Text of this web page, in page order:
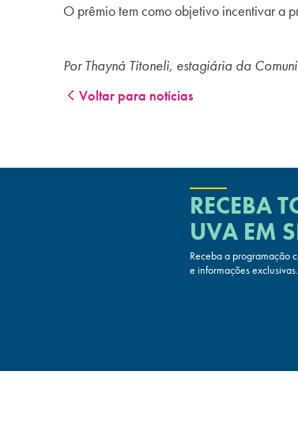
O prêmio tem como objetivo incentivar a
Por Thayná Titoneli, estagiária da
Voltar para notícias
RECEBA
UVAEM
Receba a programação
e informações exclusivas.